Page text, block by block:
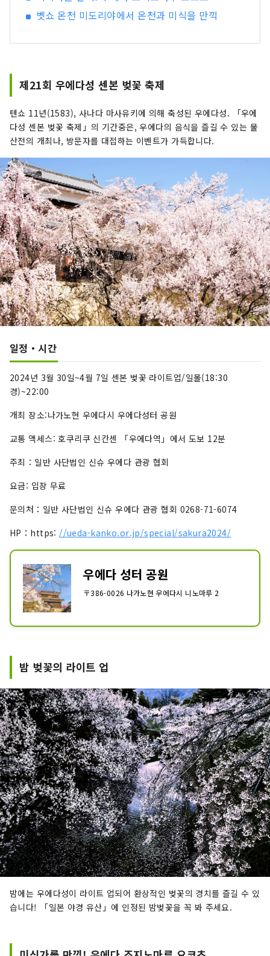
치는 공간입니다. 2023년 7월에 미키하우스 총연
“웰컴 베이비의 숙소” 인정. 아기・아이 동반도 안
https://www.midoriya-ryokan.jp/yumura/
8월 그랜드 오픈. 세계적 정원 디자이너 이시하라
쇼에서 금메달을 수상한 정원을 재현. 사계절의 정
원 풍경을 즐길 수 있는, 내탕과 노천탕이 세트가 된
3개의 전세 전용 목욕탕은 원천에 걸쳐서 즐길 수
있습니다. 저녁 식사는 계절 회석을 준비. 초록에 둘
러싸인 공간에서 보내는 극상의 "편안 시간". 가족
이나 동료와 방문하는 것은 물론, 혼자 여행에도 추
천입니다. 공식 HP：https://www.midoriya-
ryokan.jp/bessho/ 나가노현 우에다시 벳쇼 온
천 225 진야 그룹에서는 일본 전국의 여관의 경영
개혁과 지방 창생에 공헌하는 사업을 폭넓게 전개
하고 있습니다. ■진야 커넥트 사업 호텔, 여관용
클라우드 애플리케이션 개발, 판매, 지원
https://www.jinya-connect.com/ ■사토야
마 커넥트 사업 지역이 통합된 환대를 실현하기 위
한 면적 IT 솔루션 제공
https://satoyama.jinya-connect.com/
벳쇼 온천 미도리야에서 온천과 미식을 만끽
제21회 우에다성 센본 벚꽃 축제
텐쇼 11년(1583), 사나다 마사유키에 의해 축성된 우에다성. 「우에
다성 센본 벚꽃 축제」의 기간중은, 우에다의 음식을 즐길 수 있는 물
산전의 개최나, 방문자를 대접하는 이벤트가 가득합니다.
일정・시간
2024년 3월 30일~4월 7일 센본 벚꽃 라이트업/일몰(18:30
경)~22:00
개최 장소:나가노현 우에다시 우에다성터 공원
교통 액세스: 호쿠리쿠 신칸센 「우에다역」에서 도보 12분
주최：일반 사단법인 신슈 우에다 관광 협회
요금: 입장 무료
문의처：일반 사단법인 신슈 우에다 관광 협회 0268-71-6074
HP：https: //ueda-kanko.or.jp/special/sakura2024/
우에다 성터 공원
〒386-0026 나가노현 우에다시 니노마루 2
밤 벚꽃의 라이트 업
밤에는 우에다성이 라이트 업되어 환상적인 벚꽃의 경치를 즐길 수 있
습니다! 「일본 야경 유산」에 인정된 밤벚꽃을 꼭 봐 주세요.